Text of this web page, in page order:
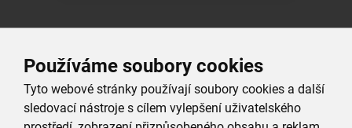
Používáme soubory cookies
Tyto webové stránky používají soubory cookies a další
sledovací nástroje s cílem vylepšení uživatelského
Související produkty